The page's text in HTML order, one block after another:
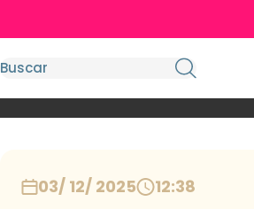
03/ 12/ 2025 12:38